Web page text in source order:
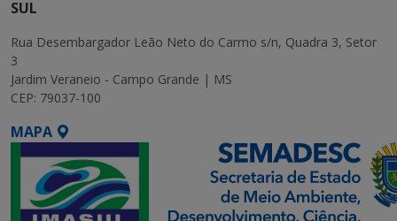
SUL
Rua Desembargador Leão Neto do Carmo s/n, Quadra 3, Setor
3
Jardim Veraneio - Campo Grande | MS
CEP: 79037-100
MAPA